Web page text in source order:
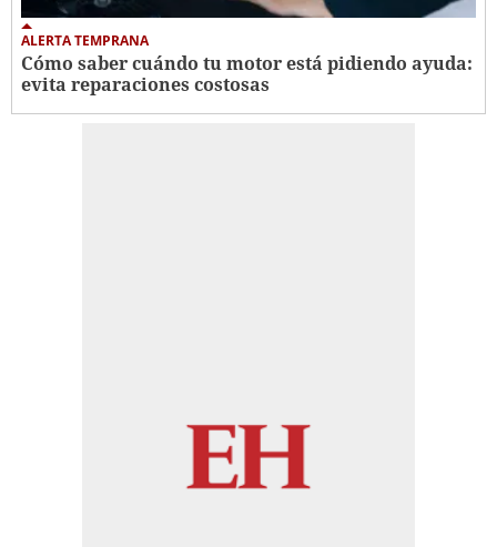
ALERTA TEMPRANA
Cómo saber cuándo tu motor está pidiendo ayuda:
evita reparaciones costosas